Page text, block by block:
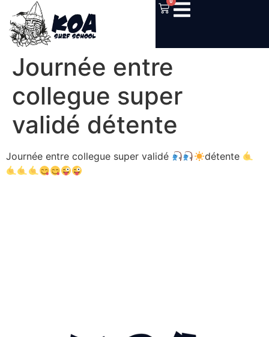
Journée entre
collegue super
validé détente
Journée entre collegue super validé détente